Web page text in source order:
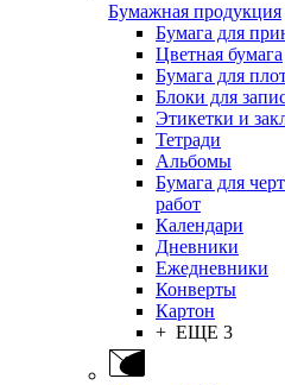
Бумажная продукция
Бумага для
Цветная бумага
Бумага для
Блоки для
Этикетки и
Тетради
Альбомы
Бумага для
работ
Календари
Дневники
Ежедневники
Конверты
Картон
+ ЕЩЕ 3